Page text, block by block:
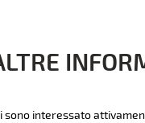
sono interessato